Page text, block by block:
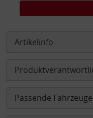
Artikelinfo
Passende Fahrzeuge